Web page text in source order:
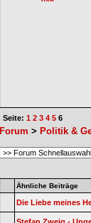
Seite: 1 2 3 4 5 6
Forum > Politik &
Ähnliche Beiträge
Die Liebe meines